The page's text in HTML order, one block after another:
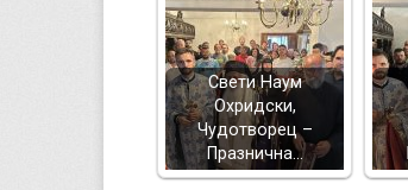
Свети Наум
Охридски,
Чудотворец –
Празнична…